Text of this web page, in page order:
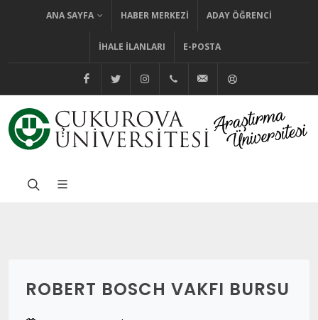
ANA SAYFA HABER MERKEZI ADAY ÖĞRENCI
İHALE İLANLARI E-POSTA
@cuhabermerkezi
@cukurovaedutr
@cukurovaedutr
+90 (322) 338 60 84
bilgi@cu.edu.tr
ROBERT BOSCH VAKFI BURSU